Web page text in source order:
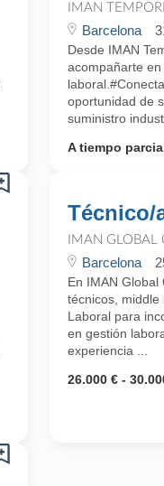
IMAN
Barcelona
Desde IMAN
acompañarte
oportunidad de
suministro
A tiempo
Técnico/
IMAN GLOBAL
Barcelona
En IMAN
técnicos, middle
Laboral para
en gestión
experiencia ...
26.000 € -